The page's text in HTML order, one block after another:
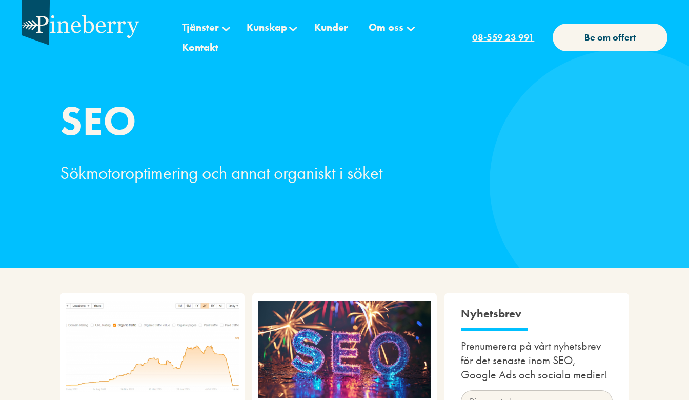
Tjänster Kunskap Kunder
Om oss
Kontakt
08-559 23 991 Be om offert
SEO
Sökmotoroptimering och annat organiskt i söket
Nyhetsbrev
Prenumerera på vårt nyhetsbrev
för det senaste inom SEO,
Google Ads och sociala medier!